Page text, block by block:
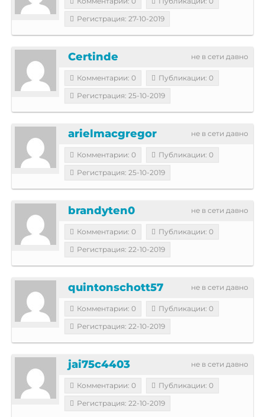
Регистрация: 27-10-2019
не в сети давно
Certinde
Комментарии: 0
Публикации: 0
Регистрация: 25-10-2019
не в сети давно
arielmacgregor
Комментарии: 0
Публикации: 0
Регистрация: 25-10-2019
не в сети давно
brandyten0
Комментарии: 0
Публикации: 0
Регистрация: 22-10-2019
не в сети давно
quintonschott57
Комментарии: 0
Публикации: 0
Регистрация: 22-10-2019
не в сети давно
jai75c4403
Комментарии: 0
Публикации: 0
Регистрация: 22-10-2019